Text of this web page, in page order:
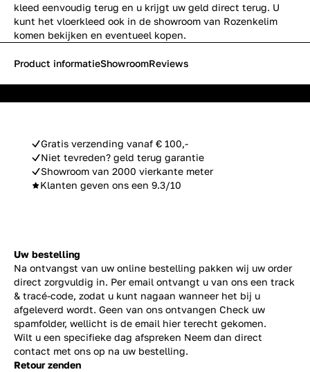
kleed eenvoudig terug en u krijgt uw geld direct terug. U
kunt het vloerkleed ook in de showroom van Rozenkelim
komen bekijken en eventueel kopen.
Gratis verzending vanaf € 100,-
Niet tevreden? geld terug garantie
Showroom van 2000 vierkante meter
Klanten geven ons een 9.3/10
Product informatieShowroomReviews
Uw bestelling
Na ontvangst van uw online bestelling pakken wij uw order
direct zorgvuldig in. Per email ontvangt u van ons een track
& tracé-code, zodat u kunt nagaan wanneer het bij u
afgeleverd wordt. Geen van ons ontvangen Check uw
spamfolder, wellicht is de email hier terecht gekomen.
Wilt u een specifieke dag afspreken Neem dan direct
contact met ons op na uw bestelling.
Retour zenden